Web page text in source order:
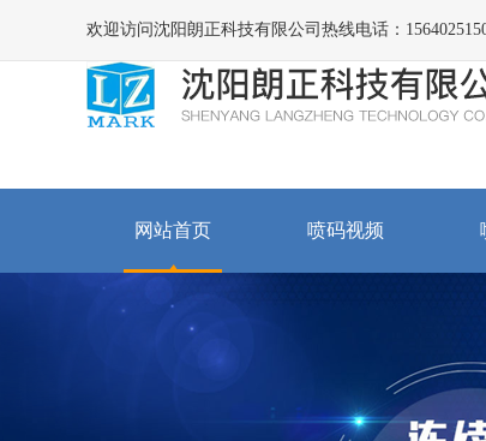
欢迎访问沈阳朗正科技有限公司热线电话：
网站首页 喷码视频